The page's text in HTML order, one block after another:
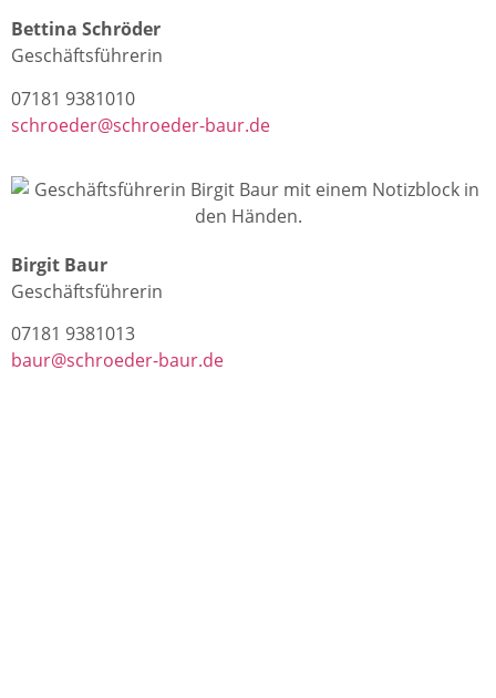
Birgit Baur
Geschäftsführerin
07181 9381013
baur@schroeder-baur.de
Bettina Schröder
Geschäftsführerin
07181 9381010
schroeder@schroeder-baur.de